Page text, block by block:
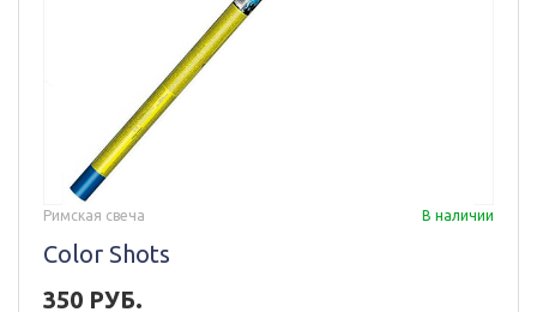
Римская свеча В наличии
Color Shots
350 РУБ.